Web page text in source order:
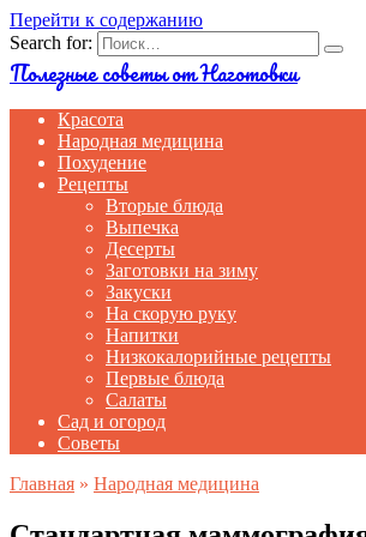
Перейти к содержанию
Search for:
Полезные советы от Наготовки
Красота
Народная медицина
Похудение
Рецепты
Вторые блюда
Выпечка
Десерты
Заготовки на зиму
Закуски
На скорую руку
Напитки
Низкокалорийные рецепты
Первые блюда
Салаты
Сад и огород
Советы
Главная » Народная медицина